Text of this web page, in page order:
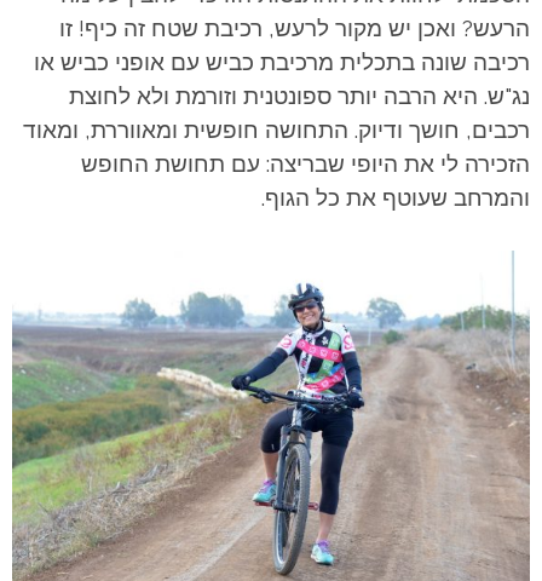
הרעש? ואכן יש מקור לרעש, רכיבת שטח זה כיף! זו
רכיבה שונה בתכלית מרכיבת כביש עם אופני כביש או
נג"ש. היא הרבה יותר ספונטנית וזורמת ולא לחוצת
רכבים, חושך ודיוק. התחושה חופשית ומאווררת, ומאוד
הזכירה לי את היופי שבריצה: עם תחושת החופש
והמרחב שעוטף את כל הגוף.